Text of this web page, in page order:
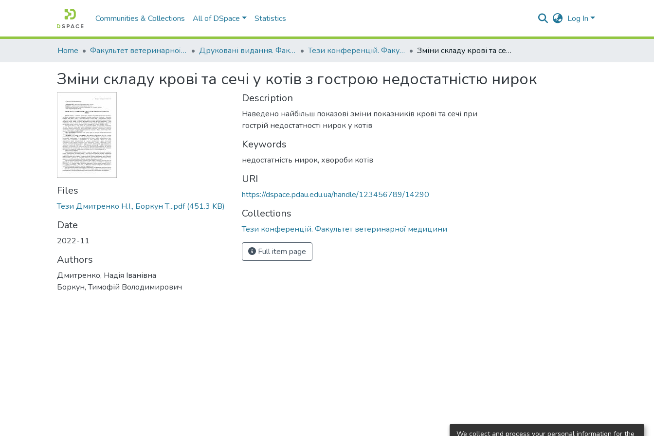
Communities & Collections All of DSpace Statistics Log In
Home Факультет ветеринарної медицини Друковані видання. Факультет ветеринарної медицини Тези конференцій. Факультет ветеринарної медицини Зміни складу крові та сечі у котів з гострою недостатністю нирок
Зміни складу крові та сечі у котів з гострою недостатністю нирок
Files
Тези Дмитренко Н.І., Боркун Т...pdf(451.3 KB)
Date
2022-11
Authors
Дмитренко, Надія Іванівна
Боркун, Тимофій Володимирович
Description
Наведено найбільш показові зміни показників крові та сечі при
гострій недостатності нирок у котів
Keywords
недостатність нирок, хвороби котів
URI
https://dspace.pdau.edu.ua/handle/123456789/14290
Collections
Тези конференцій. Факультет ветеринарної медицини
Full item page
We collect and process your personal information for the